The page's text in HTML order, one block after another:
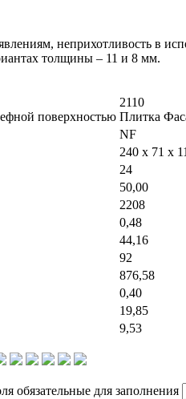
неприхотливость в
толщины – 11 и 8 мм.
поверхностью
2110
Плитка
NF
240 x 71 x 11
24
50,00
2208
0,48
44,16
92
876,58
0,40
19,85
9,53
обязательные для заполнения